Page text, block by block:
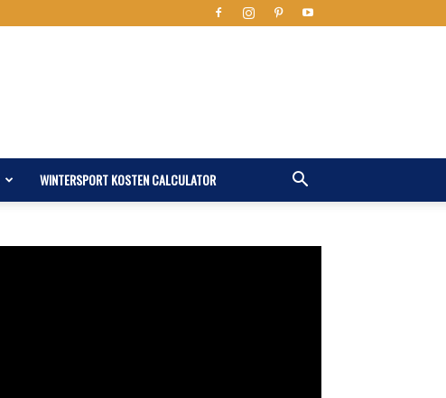
WINTERSPORT KOSTEN CALCULATOR